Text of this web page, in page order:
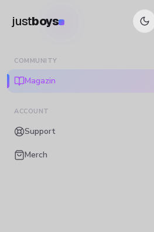
justboys
COMMUNITY
Magazin
ACCOUNT
Support
Merch